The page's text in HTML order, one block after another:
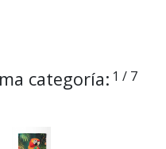
categoría: 1 / 7